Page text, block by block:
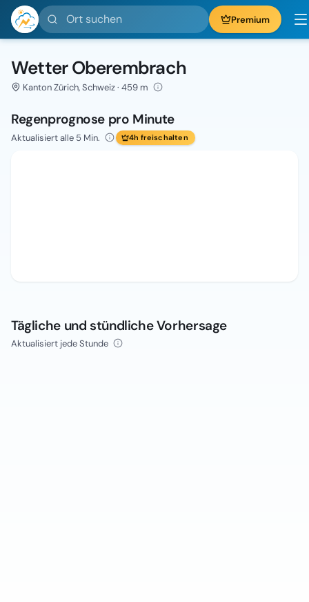
Ort suchen Premium
Wetter Oberembrach
Kanton Zürich, Schweiz · 459 m
Regenprognose pro Minute
Aktualisiert alle 5 Min. 4h freischalten
Tägliche und stündliche Vorhersage
Aktualisiert jede Stunde